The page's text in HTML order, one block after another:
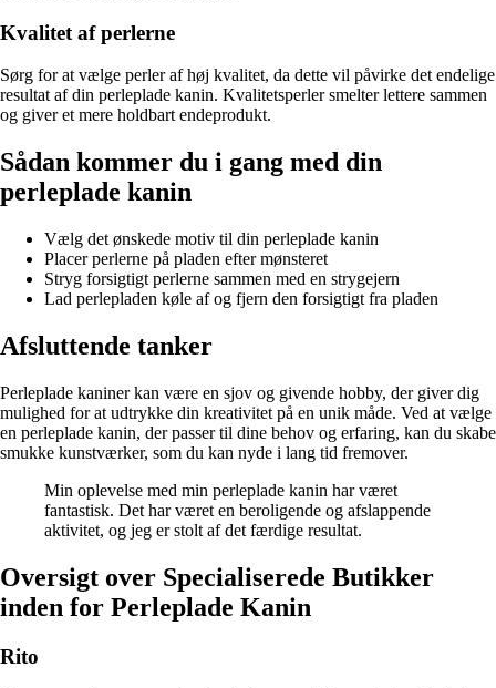
Kvalitet af perlerne
Sørg for at vælge perler af høj kvalitet, da dette vil påvirke det endelige
resultat af din perleplade kanin. Kvalitetsperler smelter lettere sammen
og giver et mere holdbart endeprodukt.
Sådan kommer du i gang med din
perleplade kanin
Vælg det ønskede motiv til din perleplade kanin
Placer perlerne på pladen efter mønsteret
Stryg forsigtigt perlerne sammen med en strygejern
Lad perlepladen køle af og fjern den forsigtigt fra pladen
Afsluttende tanker
Perleplade kaniner kan være en sjov og givende hobby, der giver dig
mulighed for at udtrykke din kreativitet på en unik måde. Ved at vælge
en perleplade kanin, der passer til dine behov og erfaring, kan du skabe
smukke kunstværker, som du kan nyde i lang tid fremover.
Min oplevelse med min perleplade kanin har været
fantastisk. Det har været en beroligende og afslappende
aktivitet, og jeg er stolt af det færdige resultat.
Oversigt over Specialiserede Butikker
inden for Perleplade Kanin
Rito